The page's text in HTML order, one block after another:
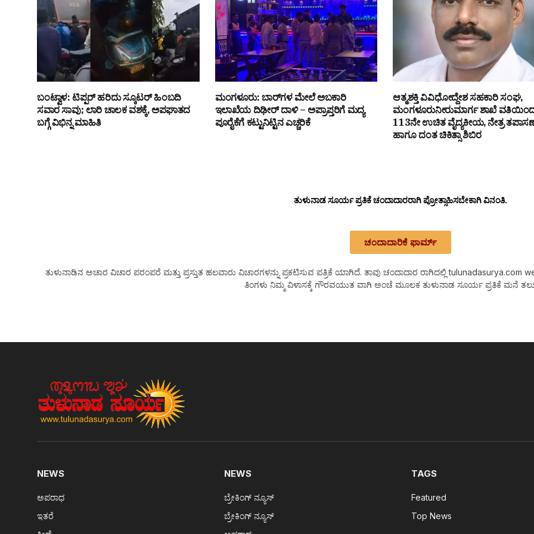
ಬಂಟ್ವಾಳ: ಟಿಪ್ಪರ್ ಹರಿದು ಸ್ಕೂಟರ್ ಹಿಂಬದಿ
ಸವಾರ ಸಾವು; ಲಾರಿ ಚಾಲಕ ವಶಕ್ಕೆ, ಅಪಘಾತದ
ಬಗ್ಗೆ ವಿಭಿನ್ನ ಮಾಹಿತಿ
ಮಂಗಳೂರು: ಬಾರ್‌ಗಳ ಮೇಲೆ ಅಬಕಾರಿ
ಇಲಾಖೆಯ ದಿಢೀರ್ ದಾಳಿ – ಅಪ್ರಾಪ್ತರಿಗೆ ಮದ್ಯ
ಪೂರೈಕೆಗೆ ಕಟ್ಟುನಿಟ್ಟಿನ ಎಚ್ಚರಿಕೆ
ಆತ್ಮಶಕ್ತಿ ವಿವಿಧೋದ್ದೇಶ ಸಹಕಾರಿ ಸಂಘ,
ಮಂಗಳೂರುನೀರುಮಾರ್ಗ ಶಾಖೆ
113ನೇ ಉಚಿತ ವೈದ್ಯಕೀಯ, ನೇತ್ರ
ಹಾಗೂ ದಂತ ಚಿಕಿತ್ಸಾ ಶಿಬಿರ
ತುಳುನಾಡ ಸೂರ್ಯ ಪ್ರತಿಕೆ ಚಂದಾದಾರರಾಗಿ ಪ್ರೋತ್ಸಾಹಿಸಬೇಕಾಗಿ ವಿನಂತಿ.
ಚಂದಾದಾರಿಕೆ ಫಾರ್ಮ್
ತುಳುನಾಡಿನ ಅಚಾರ ವಿಚಾರ ಪರಂಪರೆ ಮತ್ತು ಪ್ರಸ್ತುತ ಹಲವಾರು ವಿಚಾರಗಳನ್ನು ಪ್ರಕಟಿಸುವ ಪತ್ರಿಕೆ ಯಾಗಿದೆ. ತಾವು ಚಂದಾದಾರ ರಾಗಿದಲ್ಲಿ tulunadasurya.com
ತಿಂಗಳು ನಿಮ್ಮ ವಿಳಾಸಕ್ಕೆ ಗೌರವಯುತ ವಾಗಿ ಅಂಚೆ ಮೂಲಕ ತುಳುನಾಡ ಸೂರ್ಯ ಪ್ರತಿಕೆ ಮನೆ
NEWS
ಅಪರಾಧ
ಇತರೆ
NEWS
ಬ್ರೇಕಿಂಗ್ ನ್ಯೂಸ್
ಬ್ರೇಕಿಂಗ್ ನ್ಯೂಸ್
TAGS
Featured
Top News